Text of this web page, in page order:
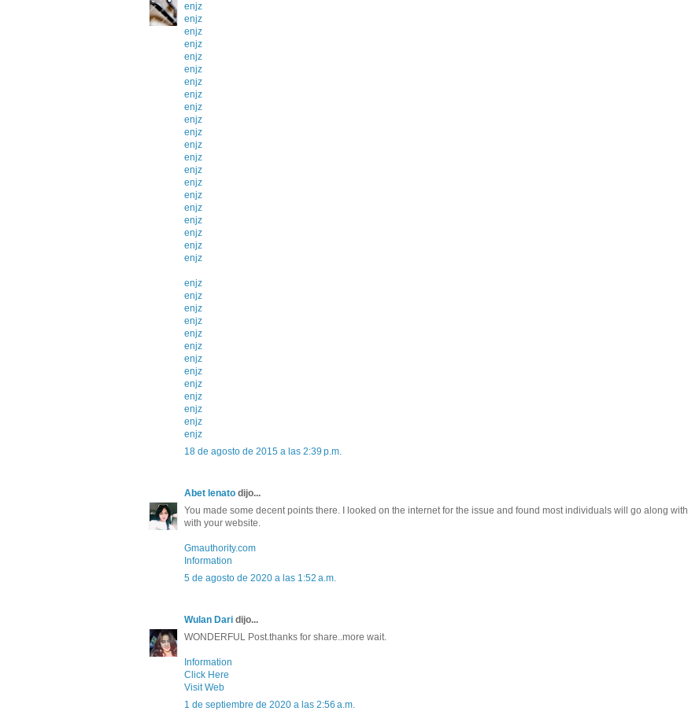
enjz
enjz
enjz
enjz
enjz
enjz
enjz
enjz
enjz
enjz
enjz
enjz
enjz
enjz
enjz
enjz
enjz
enjz
enjz
enjz
enjz
enjz
enjz
enjz
enjz
enjz
enjz
enjz
enjz
enjz
enjz
enjz
enjz
enjz
18 de agosto de 2015 a las 2:39 p.m.
Abet lenato dijo...
You made some decent points there. I looked on the internet for the issue and found most individuals will go along with
with your website.
Gmauthority.com
Information
5 de agosto de 2020 a las 1:52 a.m.
Wulan Dari dijo...
WONDERFUL Post.thanks for share..more wait.
Information
Click Here
Visit Web
1 de septiembre de 2020 a las 2:56 a.m.